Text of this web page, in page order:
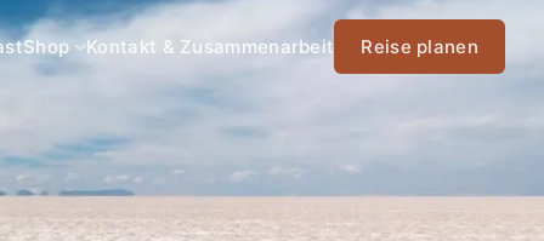
Shop Kontakt & Zusammenarbeit Reise planen